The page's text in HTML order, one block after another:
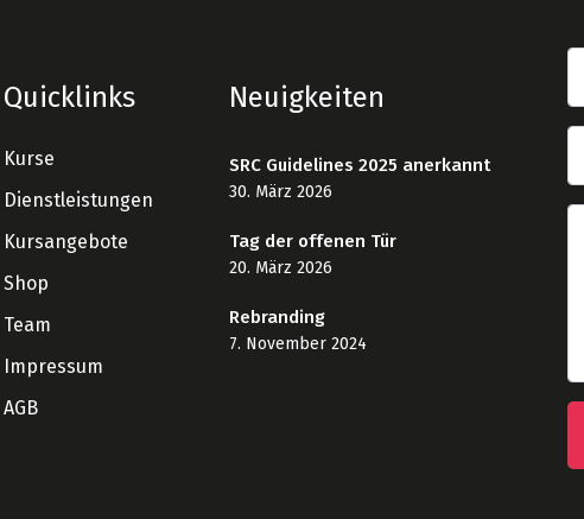
Quicklinks
Kurse
Dienstleistungen
Kursangebote
Shop
Team
Impressum
AGB
Neuigkeiten
SRC Guidelines 2025 anerkannt
30. März 2026
Tag der offenen Tür
20. März 2026
Rebranding
7. November 2024